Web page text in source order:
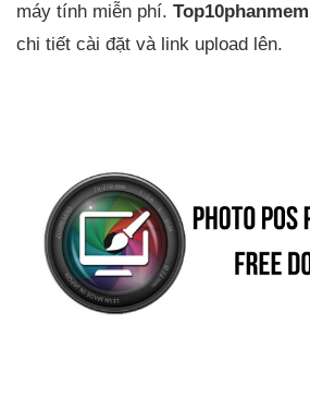
máy tính miễn phí. Top10phanmem
chi tiết cài đặt và link upload lên.